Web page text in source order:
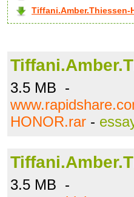
Tiffani.Amber.Thiessen-
3.5 MB -
HONOR.rar -
3.5 MB -